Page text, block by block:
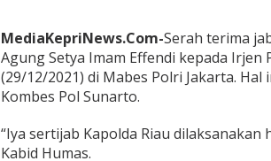
i
I
r
j
n
MediaKepriNews.Com-Serah terima
Agung Setya Imam Effendi kepada
(29/12/2021) di Mabes Polri Jakarta.
Kombes Pol Sunarto.
“Iya sertijab Kapolda Riau
Kabid Humas.